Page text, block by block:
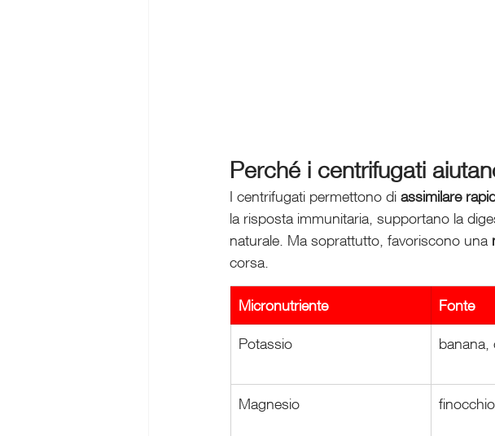
Perché i centrifugati
I centrifugati permettono di assimilare
la risposta immunitaria, supportano la
naturale. Ma soprattutto, favoriscono una
corsa.
Micronutriente Fonte
Potassio banana,
Magnesio